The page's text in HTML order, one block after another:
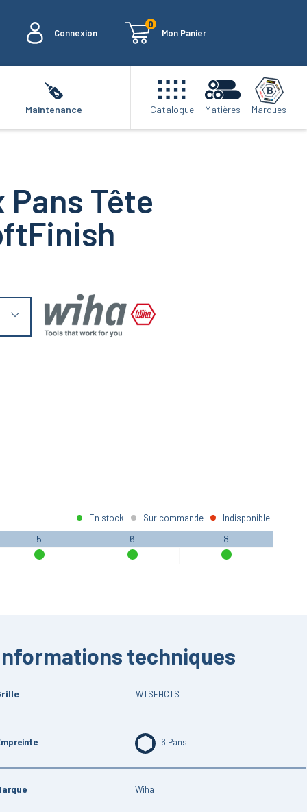
Connexion
0
Mon Panier
Maintenance Catalogue Matières Marques
Tête
En stock Sur commande Indisponible
5 6 8
techniques
WTSFHCTS
6 Pans
Wiha